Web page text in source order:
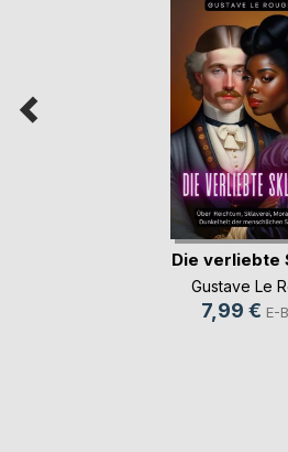
Die verliebte
Gustave Le
7,99 € E-